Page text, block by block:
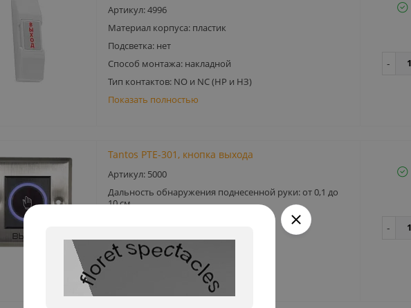
Артикул: 4996
Материал корпуса: пластик
Подсветка: нет
Способ монтажа: накладной
Тип контактов: NO и NC (НР и НЗ)
Показать полностью
Tantos PTE-301, кнопка выхода
Артикул: 5000
Дальность обнаружения поднесенной руки: от 0,1 до
10 см
Тип монтажа: встраиваемый
Питание: 12В/50мА
Показать полностью